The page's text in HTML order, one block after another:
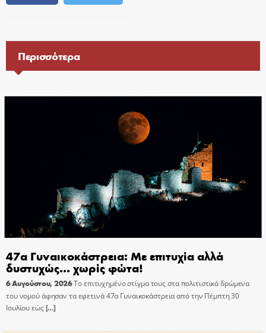
Περισσότερα
47α Γυναικοκάστρεια: Με επιτυχία αλλά
δυστυχώς… χωρίς φώτα!
6 Αυγούστου, 2026Το επιτυχημένο στίγμα τους στα πολιτιστικά δρώμενα
του νομού άφησαν τα εφετινά 47α Γυναικοκάστρεια από την Πέμπτη 30
Ιουλίου εώς[…]